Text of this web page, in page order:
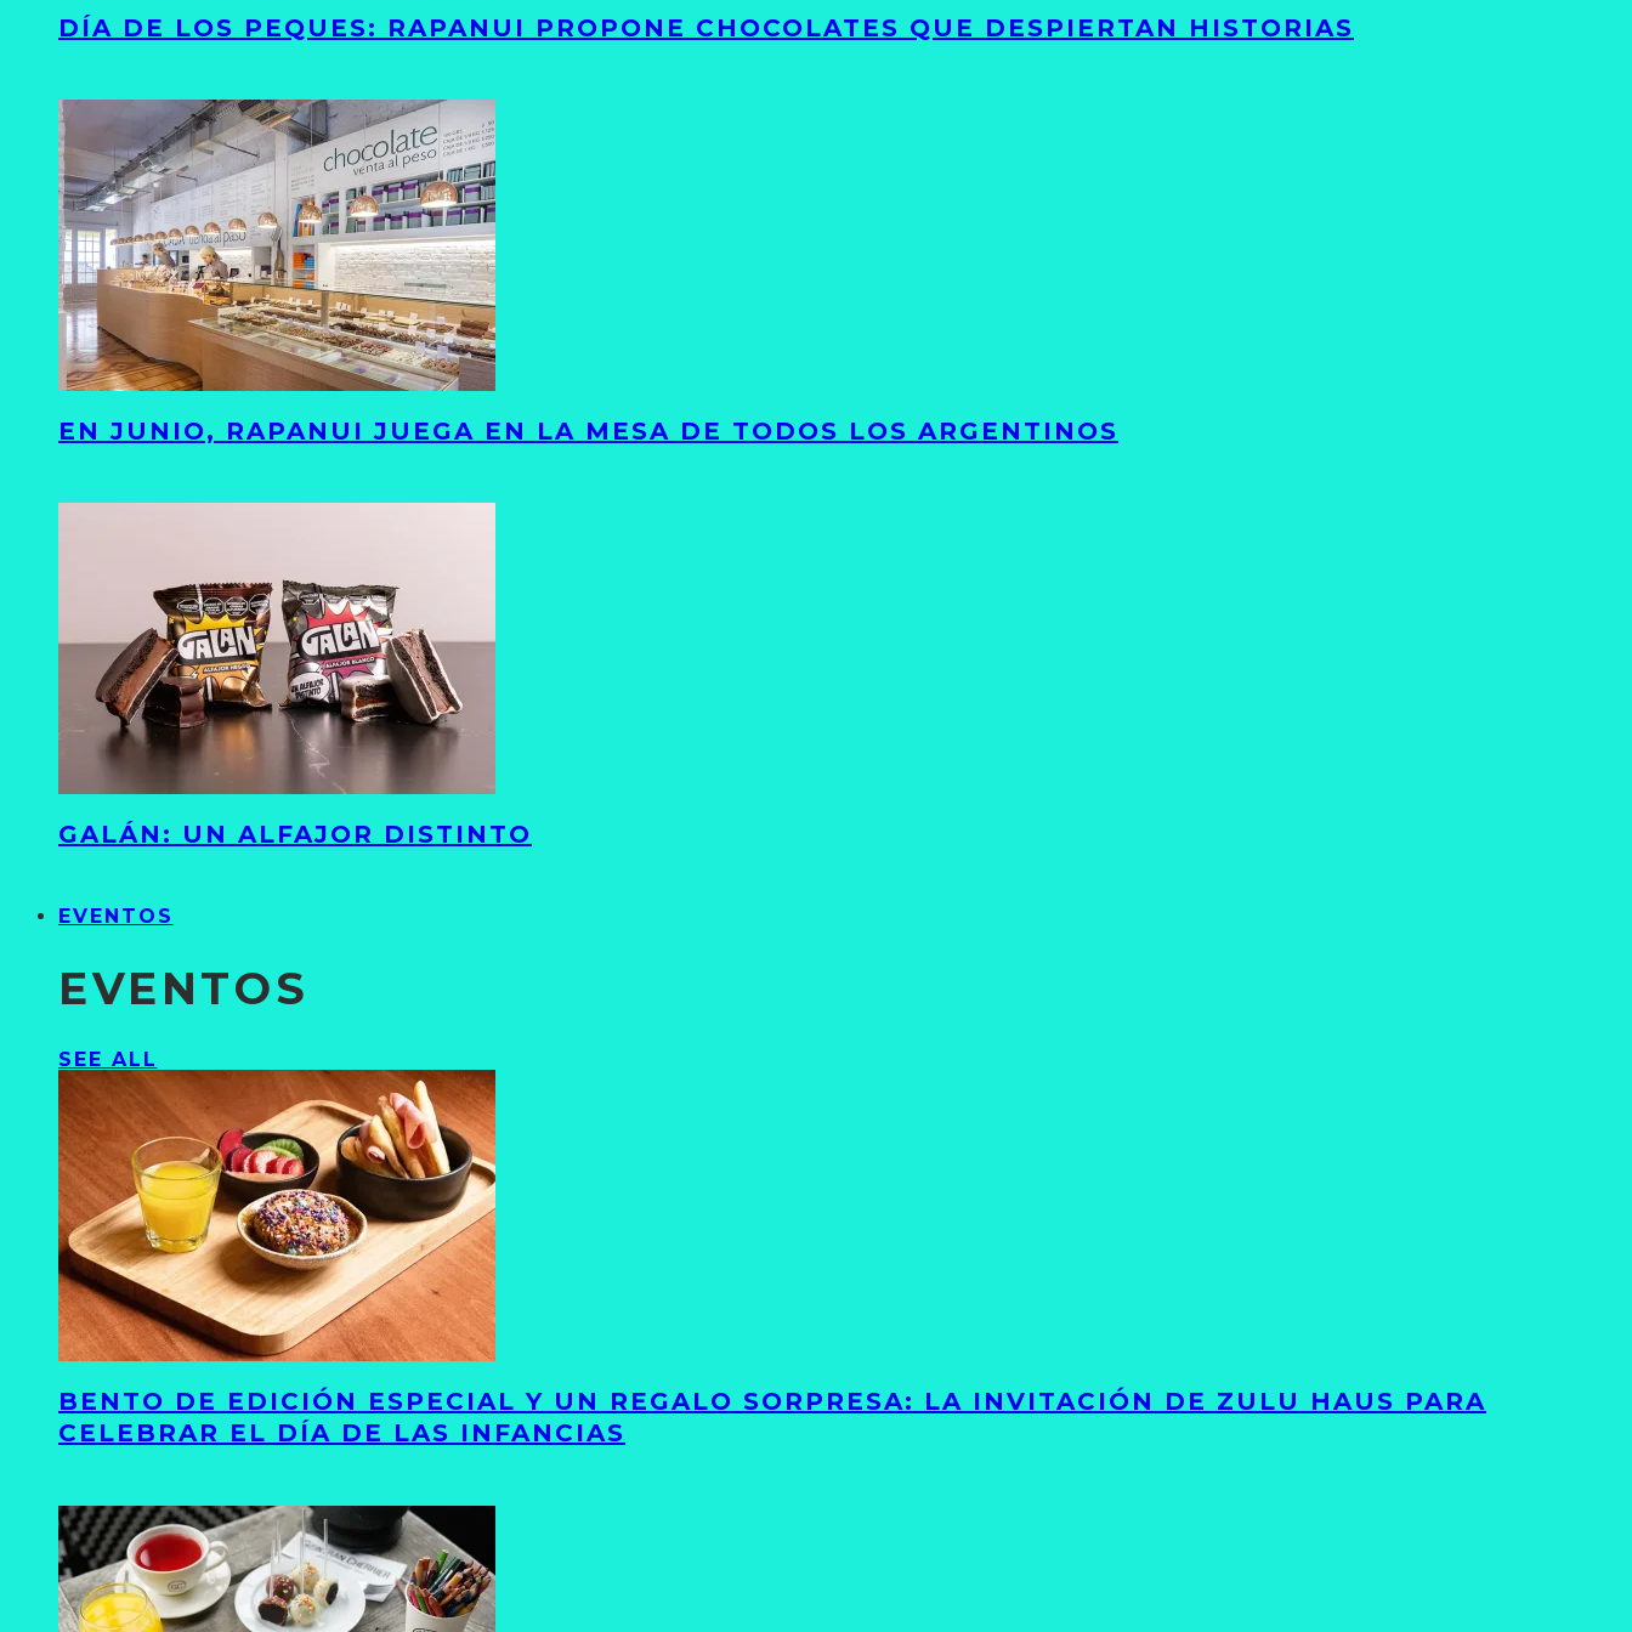
DÍA DE LOS PEQUES: RAPANUI PROPONE CHOCOLATES QUE DESPIERTAN HISTORIAS
EN JUNIO, RAPANUI JUEGA EN LA MESA DE TODOS LOS ARGENTINOS
GALÁN: UN ALFAJOR DISTINTO
EVENTOS
EVENTOS
SEE ALL
BENTO DE EDICIÓN ESPECIAL Y UN REGALO SORPRESA: LA INVITACIÓN DE ZULU HAUS PARA
CELEBRAR EL DÍA DE LAS INFANCIAS